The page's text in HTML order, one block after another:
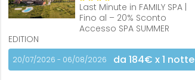
Last Minute in FAMILY SPA |
Fino al – 20% Sconto
Accesso SPA SUMMER
EDITION
20/07/2026 - 06/08/2026 da 184€ x 1 notte